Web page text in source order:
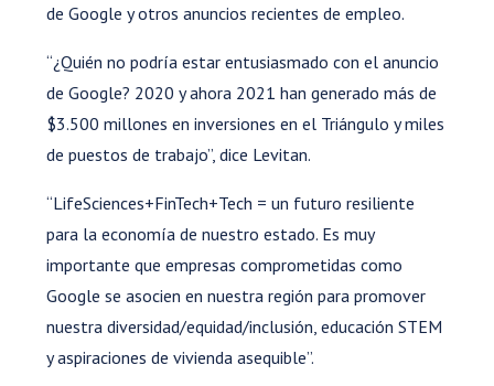
de Google y otros anuncios recientes de empleo.
“¿Quién no podría estar entusiasmado con el anuncio
de Google? 2020 y ahora 2021 han generado más de
$3.500 millones en inversiones en el Triángulo y miles
de puestos de trabajo”, dice Levitan.
“LifeSciences+FinTech+Tech = un futuro resiliente
para la economía de nuestro estado. Es muy
importante que empresas comprometidas como
Google se asocien en nuestra región para promover
nuestra diversidad/equidad/inclusión, educación STEM
y aspiraciones de vivienda asequible”.